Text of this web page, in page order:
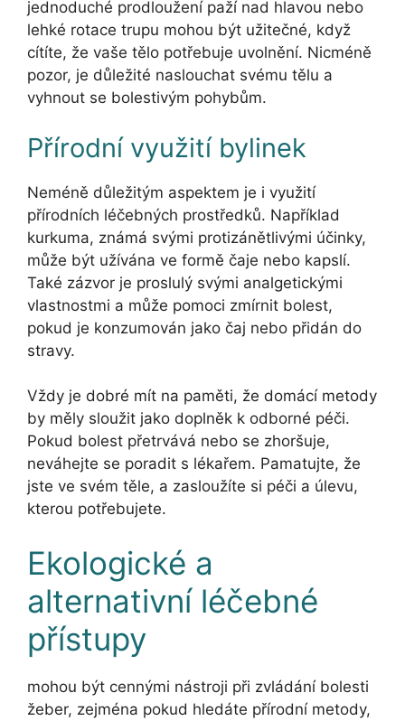
jednoduché prodloužení paží nad hlavou nebo
lehké rotace trupu mohou být užitečné, když
cítíte, že vaše tělo potřebuje uvolnění. Nicméně
pozor, je důležité naslouchat svému tělu a
vyhnout se bolestivým pohybům.
Přírodní využití bylinek
Neméně důležitým aspektem je i využití
přírodních léčebných prostředků. Například
kurkuma, známá svými protizánětlivými účinky,
může být užívána ve formě čaje nebo kapslí.
Také zázvor je proslulý svými analgetickými
vlastnostmi a může pomoci zmírnit bolest,
pokud je konzumován jako čaj nebo přidán do
stravy.
Vždy je dobré mít na paměti, že domácí metody
by měly sloužit jako doplněk k odborné péči.
Pokud bolest přetrvává nebo se zhoršuje,
neváhejte se poradit s lékařem. Pamatujte, že
jste ve svém těle, a zasloužíte si péči a úlevu,
kterou potřebujete.
Ekologické a
alternativní léčebné
přístupy
mohou být cennými nástroji při zvládání bolesti
žeber, zejména pokud hledáte přírodní metody,